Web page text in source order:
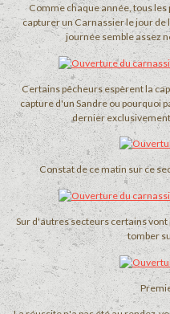
Comme chaque année, tous
capturer un Carnassier le jour
journée semble assez
Certains pêcheurs espèrent la
capture d'un Sandre ou pourquoi
dernier
Constat de ce matin sur ce
Sur d'autres secteurs certains
tomber